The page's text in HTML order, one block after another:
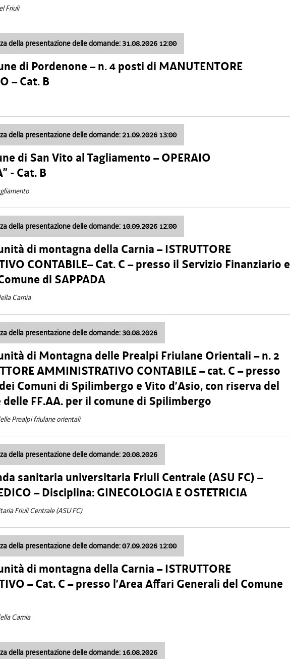
Friuli
della presentazione delle domande: 31.08.2026 12:00
di Pordenone – n. 4 posti di MANUTENTORE
– Cat. B
della presentazione delle domande: 21.09.2026 13:00
di San Vito al Tagliamento – OPERAIO
- Cat. B
della presentazione delle domande: 10.09.2026 12:00
di montagna della Carnia – ISTRUTTORE
CONTABILE– Cat. C – presso il Servizio Finanziario e
di SAPPADA
Carnia
della presentazione delle domande: 30.08.2026
di Montagna delle Prealpi Friulane Orientali – n. 2
AMMINISTRATIVO CONTABILE – cat. C – presso
Comuni di Spilimbergo e Vito d’Asio, con riserva del
FF.AA. per il comune di Spilimbergo
Prealpi friulane orientali
della presentazione delle domande: 20.08.2026
sanitaria universitaria Friuli Centrale (ASU FC) –
– Disciplina: GINECOLOGIA E OSTETRICIA
Friuli Centrale (ASU FC)
della presentazione delle domande: 07.09.2026 12:00
di montagna della Carnia – ISTRUTTORE
– Cat. C – presso l’Area Affari Generali del Comune
Carnia
della presentazione delle domande: 16.08.2026